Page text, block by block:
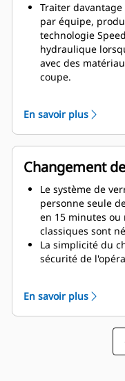
Traiter
par équipe,
technologie
hydraulique
avec des
coupe.
maintient le
possible de la
Obtenez des
total avec une
Les programmes
l'écran du
Un seul point
système : votre
En savoir plus
Changement
Le système de
personne seule
en 15 minutes ou
classiques sont
La simplicité du
sécurité de
La MP332
En savoir plus